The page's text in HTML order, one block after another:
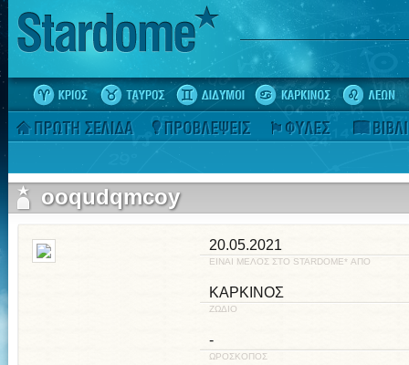
ooqudqmcoy
20.05.2021
ΕΙΝΑΙ ΜΕΛΟΣ ΣΤΟ STARDOME* ΑΠΟ
ΚΑΡΚΙΝΟΣ
ΖΩΔΙΟ
-
ΩΡΟΣΚΟΠΟΣ